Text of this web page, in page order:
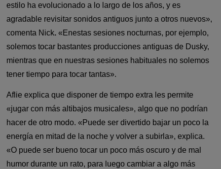
estilo ha evolucionado a lo largo de los años, y es
agradable revisitar sonidos antiguos junto a otros nuevos»,
comenta Nick. «Enestas sesiones nocturnas, por ejemplo,
solemos tocar bastantes producciones antiguas de Dusky,
mientras que en nuestras sesiones habituales no solemos
tener tiempo para tocar tantas».
Aflie explica que disponer de tiempo extra les permite
«jugar con más altibajos musicales», algo que no podrían
hacer de otro modo. «Puede ser divertido bajar un poco la
energía en mitad de la noche y volver a subirla», explica.
«O puede ser bueno tocar un poco más oscuro y de mal
humor durante un rato, para luego cambiar a algo más